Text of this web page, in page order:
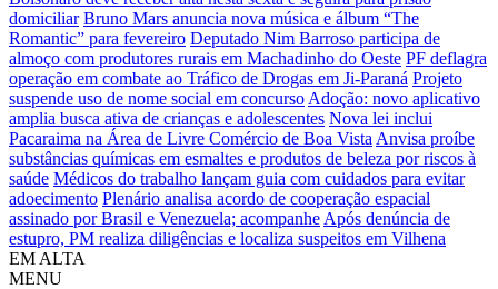
domiciliar Bruno Mars anuncia nova música e álbum “The
Romantic” para fevereiro Deputado Nim Barroso participa de
almoço com produtores rurais em Machadinho do Oeste PF deflagra
operação em combate ao Tráfico de Drogas em Ji-Paraná Projeto
suspende uso de nome social em concurso Adoção: novo aplicativo
amplia busca ativa de crianças e adolescentes Nova lei inclui
Pacaraima na Área de Livre Comércio de Boa Vista Anvisa proíbe
substâncias químicas em esmaltes e produtos de beleza por riscos à
saúde Médicos do trabalho lançam guia com cuidados para evitar
adoecimento Plenário analisa acordo de cooperação espacial
assinado por Brasil e Venezuela; acompanhe Após denúncia de
estupro, PM realiza diligências e localiza suspeitos em Vilhena
EM ALTA
MENU